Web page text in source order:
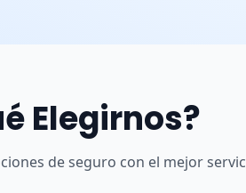
Elegirnos?
de seguro con el mejor